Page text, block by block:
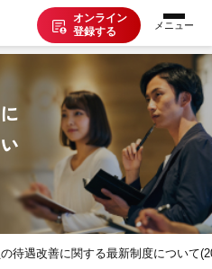
オンライン
登録する
待遇改善に関する最新制度について